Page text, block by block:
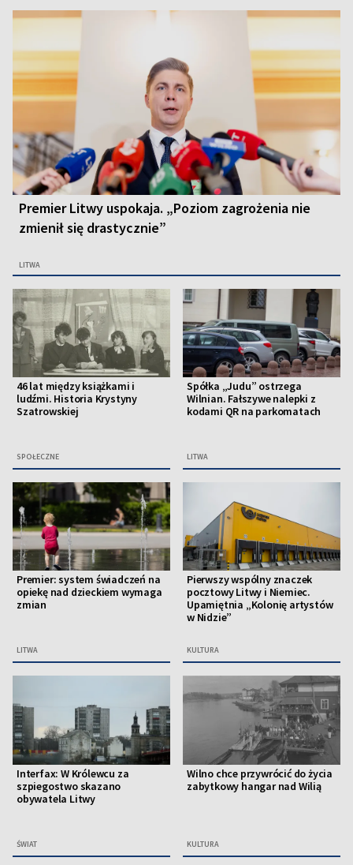
Premier Litwy uspokaja. „Poziom zagrożenia nie
zmienił się drastycznie”
LITWA
46 lat między książkami i
ludźmi. Historia Krystyny
Szatrowskiej
SPOŁECZNE
Spółka „Judu” ostrzega
Wilnian. Fałszywe nalepki z
kodami QR na parkomatach
LITWA
Premier: system świadczeń na
opiekę nad dzieckiem wymaga
zmian
LITWA
Pierwszy wspólny znaczek
pocztowy Litwy i Niemiec.
Upamiętnia „Kolonię artystów
w Nidzie”
KULTURA
Interfax: W Królewcu za
szpiegostwo skazano
obywatela Litwy
ŚWIAT
Wilno chce przywrócić do życia
zabytkowy hangar nad Wilią
KULTURA